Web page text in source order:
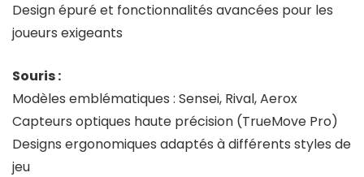
Design épuré et fonctionnalités avancées pour les
joueurs exigeants
Souris :
Modèles emblématiques : Sensei, Rival, Aerox
Capteurs optiques haute précision (TrueMove Pro)
Designs ergonomiques adaptés à différents styles de
jeu